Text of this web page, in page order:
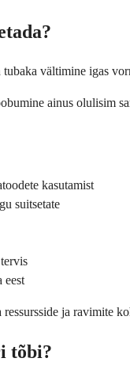
vältimine igas
ainus olulisim
kasutamist
suitsetate
eest
ja ravimite
tõbi?